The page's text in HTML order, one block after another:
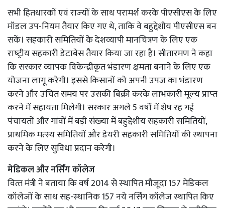
सभी हितधारकों एवं राज्‍यों के साथ परामर्श करके पीएसीएस के लिए
मॉडल उप-नियम तैयार किए गए थे, ताकि वे बहुद्देशीय पीएसीएस बन
सकें। सहकारी समितियों के देशव्‍यापी मानचित्रण के लिए एक
राष्‍ट्रीय सहकारी डेटाबेस तैयार किया जा रहा है। सीतारमण ने कहा
कि सरकार व्‍यापक विकेन्‍द्रीकृत भंडारण क्षमता बनाने के लिए एक
योजना लागू करेगी। इससे किसानों को अपनी उपज का भंडारण
करने और उचित समय पर उसकी बिक्री करके लाभकारी मूल्‍य प्राप्‍त
करने में सहायता मिलेगी। सरकार अगले 5 वर्षों में शेष रह गई
पंचायतों और गांवों में बड़ी संख्‍या में बहुद्देशीय सहकारी समितियों,
प्राथमिक मत्‍स्‍य समितियों और डेयरी सहकारी समितियों की स्‍थापना
करने के लिए सुविधा प्रदान करेगी।
मेडिकल और नर्सिंग कॉलेज
वित्‍त मंत्री ने बताया कि वर्ष 2014 से स्‍थापित मौजूदा 157 मेडिकल
कॉलेजों के साथ सह-स्‍थानिक 157 नये नर्सिंग कॉलेज स्‍थापित किए